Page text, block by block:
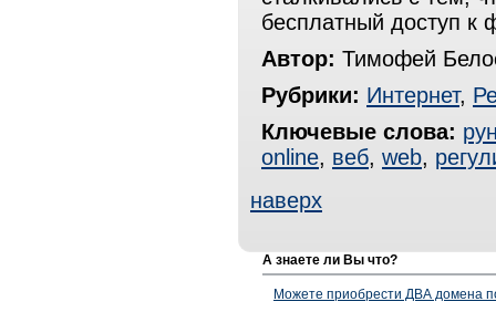
бесплатный доступ к
Автор: Тимофей
Рубрики: Интернет,
Ключевые слова:
online, веб, web,
наверх
А знаете ли Вы что?
Можете приобрести ДВА домена